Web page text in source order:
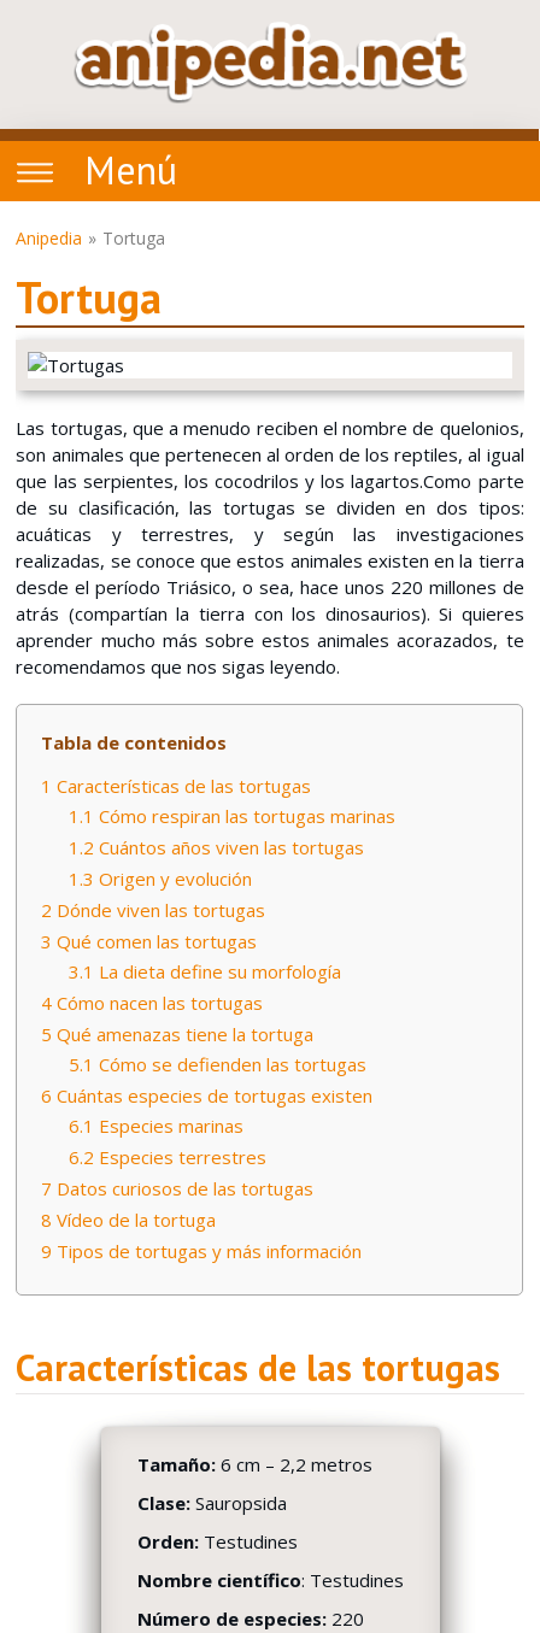
Menú
Anipedia Tortuga
Tortuga
Las tortugas, que a menudo reciben el nombre de quelonios,
son animales que pertenecen al orden de los reptiles, al igual
que las serpientes, los cocodrilos y los lagartos.Como parte
de su clasificación, las tortugas se dividen en dos tipos:
acuáticas y terrestres, y según las investigaciones
realizadas, se conoce que estos animales existen en la tierra
desde el período Triásico, o sea, hace unos 220 millones de
atrás (compartían la tierra con los dinosaurios). Si quieres
aprender mucho más sobre estos animales acorazados, te
recomendamos que nos sigas leyendo.
Tabla de contenidos
1 Características de las tortugas
1.1 Cómo respiran las tortugas marinas
1.2 Cuántos años viven las tortugas
1.3 Origen y evolución
2 Dónde viven las tortugas
3 Qué comen las tortugas
3.1 La dieta define su morfología
4 Cómo nacen las tortugas
5 Qué amenazas tiene la tortuga
5.1 Cómo se defienden las tortugas
6 Cuántas especies de tortugas existen
6.1 Especies marinas
6.2 Especies terrestres
7 Datos curiosos de las tortugas
8 Vídeo de la tortuga
9 Tipos de tortugas y más información
Características de las tortugas
Tamaño: 6 cm – 2,2 metros
Clase: Sauropsida
Orden: Testudines
Nombre científico: Testudines
Número de especies: 220